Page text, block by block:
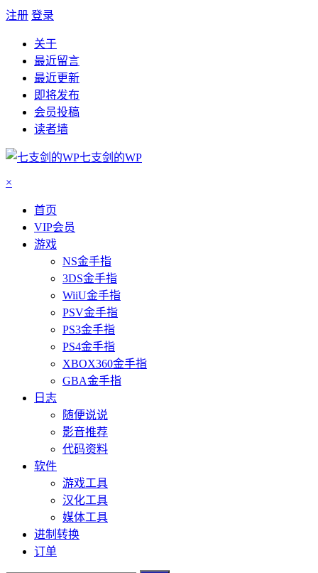
注册 登录
关于
最近留言
最近更新
即将发布
会员投稿
读者墙
七支剑的WP
×
首页
VIP会员
游戏
NS金手指
3DS金手指
WiiU金手指
PSV金手指
PS3金手指
PS4金手指
XBOX360金手指
GBA金手指
日志
随便说说
影音推荐
代码资料
软件
游戏工具
汉化工具
媒体工具
进制转换
订单